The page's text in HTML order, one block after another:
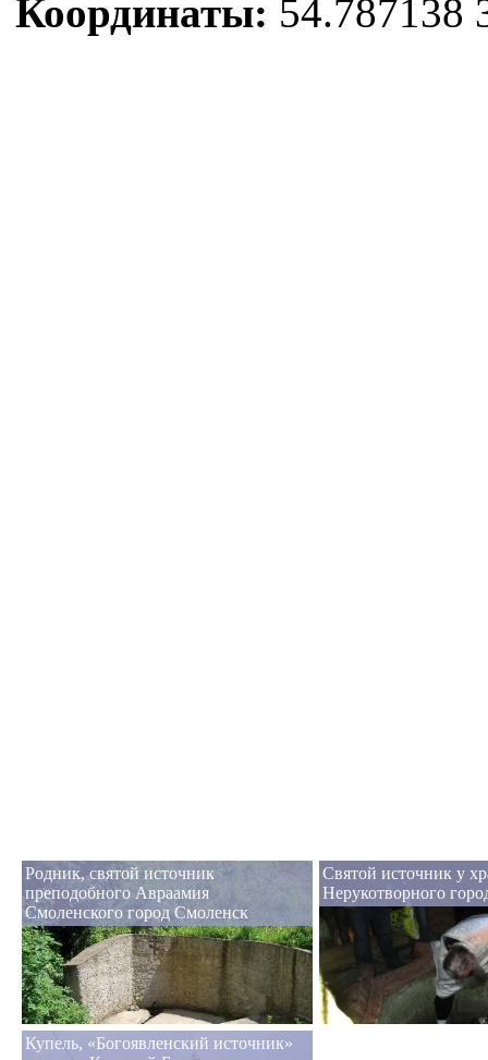
Координаты: 54.787138
Родник, святой источник
преподобного Авраамия
Смоленского город Смоленск
Святой источник у
Нерукотворного
Купель, «Богоявленский источник»